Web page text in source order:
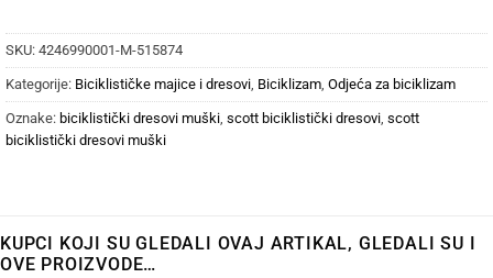
SKU: 4246990001-M-515874
Kategorije: Biciklističke majice i dresovi Biciklizam Odjeća za biciklizam
Oznake: biciklistički dresovi muški scott biciklistički dresovi scott
biciklistički dresovi muški
KUPCI KOJI SU GLEDALI OVAJ ARTIKAL, GLEDALI SU I
OVE PROIZVODE…